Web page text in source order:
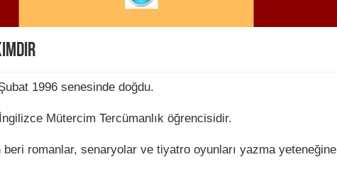
1996 senesinde doğdu.
Mütercim Tercümanlık öğrencisidir.
romanlar, senaryolar ve tiyatro oyunları yazma yeteneğine